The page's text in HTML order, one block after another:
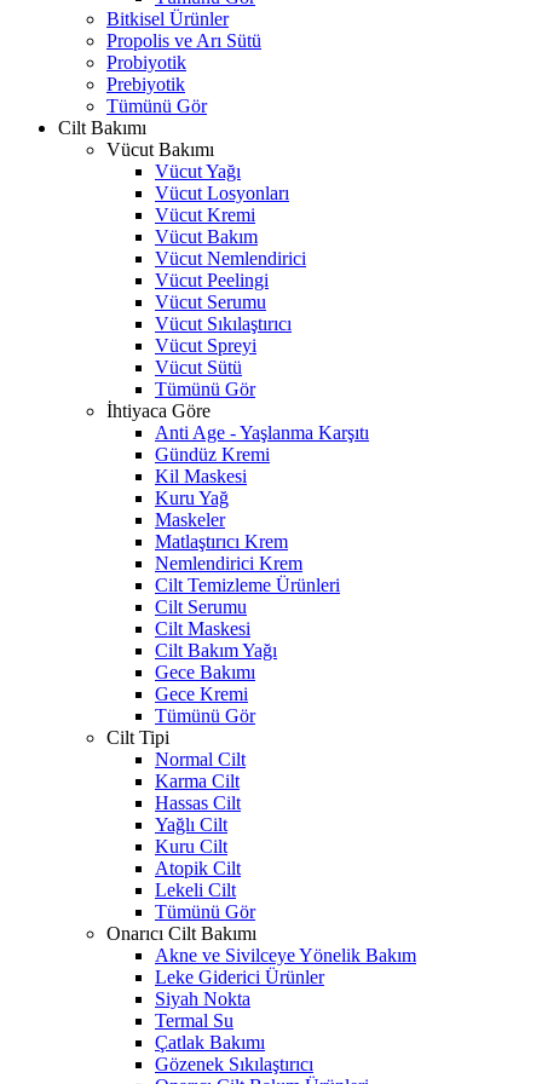
Bitkisel Ürünler
Propolis ve Arı Sütü
Probiyotik
Prebiyotik
Tümünü Gör
Cilt Bakımı
Vücut Bakımı
Vücut Yağı
Vücut Losyonları
Vücut Kremi
Vücut Bakım
Vücut Nemlendirici
Vücut Peelingi
Vücut Serumu
Vücut Sıkılaştırıcı
Vücut Spreyi
Vücut Sütü
Tümünü Gör
İhtiyaca Göre
Anti Age - Yaşlanma Karşıtı
Gündüz Kremi
Kil Maskesi
Kuru Yağ
Maskeler
Matlaştırıcı Krem
Nemlendirici Krem
Cilt Temizleme Ürünleri
Cilt Serumu
Cilt Maskesi
Cilt Bakım Yağı
Gece Bakımı
Gece Kremi
Tümünü Gör
Cilt Tipi
Normal Cilt
Karma Cilt
Hassas Cilt
Yağlı Cilt
Kuru Cilt
Atopik Cilt
Lekeli Cilt
Tümünü Gör
Onarıcı Cilt Bakımı
Akne ve Sivilceye Yönelik Bakım
Leke Giderici Ürünler
Siyah Nokta
Termal Su
Çatlak Bakımı
Gözenek Sıkılaştırıcı